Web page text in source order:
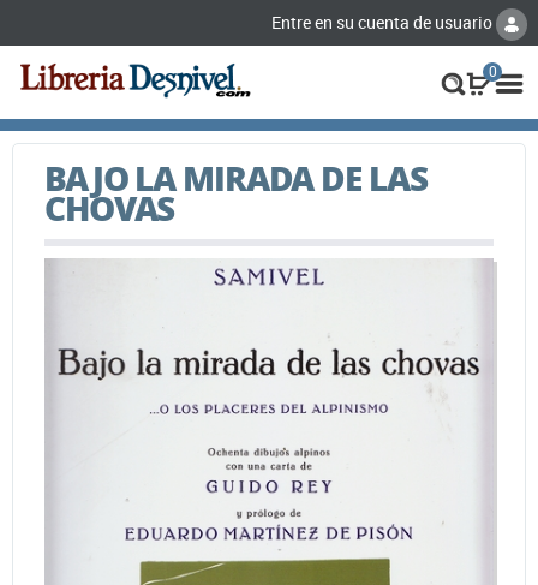
Entre en su cuenta de usuario
0
BAJO LA MIRADA DE LAS
CHOVAS